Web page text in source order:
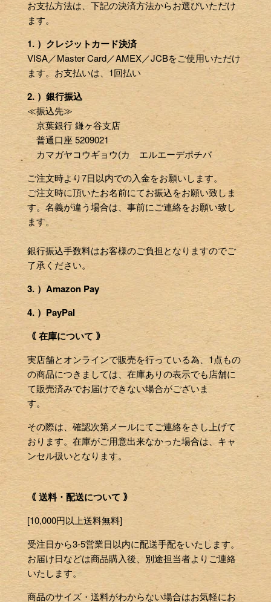
お支払方法は、下記の決済方法からお選びいただけ
ます。
1. ）クレジットカード決済
VISA／Master Card／AMEX／JCBをご使用いただけ
ます。お支払いは、1回払い
2. ）銀行振込
≪振込先≫
京葉銀行 鎌ヶ谷支店
普通口座 5209021
カマガヤコウギョウ(カ エルエーデポチバ
ご注文時より7日以内での入金をお願いします。
ご注文時に頂いたお名前にてお振込をお願い致しま
す。名義が違う場合は、事前にご連絡をお願い致し
ます。
銀行振込手数料はお客様のご負担となりますのでご
了承ください。
3. ）Amazon Pay
4. ）PayPal
｟ 在庫について ｠
実店舗とオンラインで販売を行っている為、1点もの
の商品につきましては、在庫ありの表示でも店舗に
て販売済みでお届けできない場合がございま
す。
その際は、確認次第メールにてご連絡をさし上げて
おります。在庫がご用意出来なかった場合は、キャ
ンセル扱いとなります。
｟ 送料・配送について ｠
[10,000円以上送料無料]
受注日から3-5営業日以内に配送手配をいたします。
お届け日などは商品購入後、別途担当者よりご連絡
いたします。
商品のサイズ・送料がわからない場合はお気軽にお